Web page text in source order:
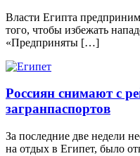
Власти Египта
того, чтобы избежать
«Предприняты […]
Россиян снимают с
загранпаспортов
За последние две недели
на отдых в Египет, было